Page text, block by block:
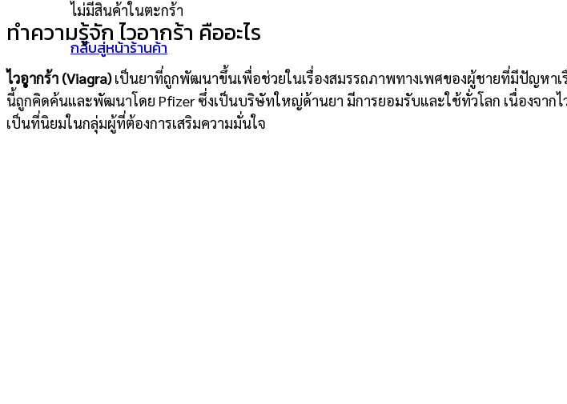
ไม่มีสินค้าในตะกร้า
กลับสู่หน้าร้านค้า
ทำความรู้จัก ไวอากร้า คืออะไร
ไวอากร้า (Viagra)เป็นยาที่ถูกพัฒนาขึ้นเพื่อช่วยในเรื่องสมรรถภาพทางเพศของผู้ชายที่มีปัญหาเ
นี้ถูกคิดค้นและพัฒนาโดย Pfizer ซึ่งเป็นบริษัทใหญ่ด้านยา มีการยอมรับและใช้ทั่วโลก เนื่องจาก
เป็นที่นิยมในกลุ่มผู้ที่ต้องการเสริมความมั่นใจ